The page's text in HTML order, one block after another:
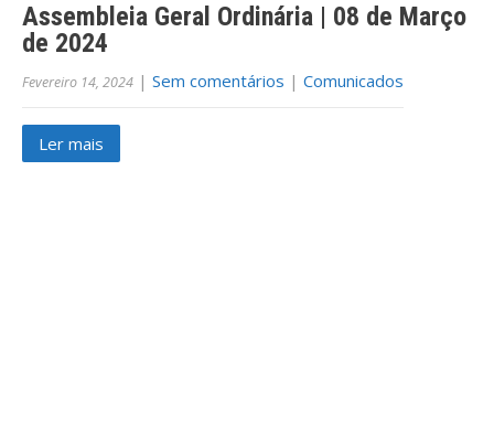
Assembleia Geral Ordinária | 08 de Março
de 2024
Fevereiro 14, 2024 | Sem comentários | Comunicados
Ler mais